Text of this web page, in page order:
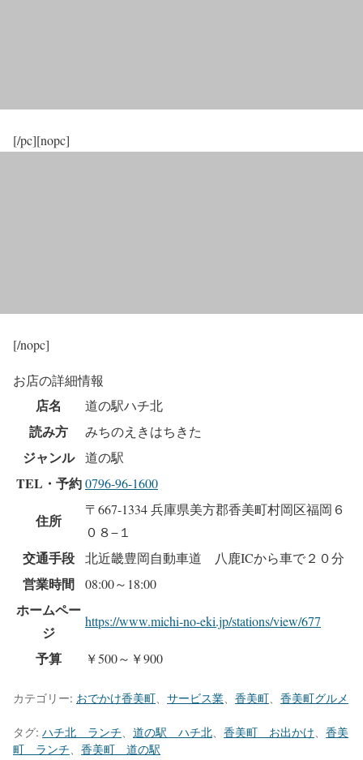
[/pc][nopc]
[/nopc]
お店の詳細情報
店名 道の駅ハチ北
読み方 みちのえきはちきた
ジャンル 道の駅
TEL・予約 0796-96-1600
住所
〒667-1334 兵庫県美方郡香美町村岡区福岡６
０８−１
交通手段 北近畿豊岡自動車道 八鹿ICから車で２０分
営業時間 08:00～18:00
ホームペー
ジ
https://www.michi-no-eki.jp/stations/view/677
予算 ￥500～￥900
カテゴリー: おでかけ香美町 サービス業 香美町 香美町グルメ
タグ: ハチ北 ランチ 道の駅 ハチ北 香美町 お出かけ
香美
町 ランチ
香美町 道の駅